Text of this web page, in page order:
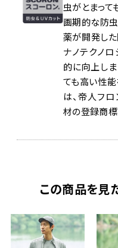
虫がとまって
画期的な防虫
薬が開発した
ナノテクノ
的に向上しま
ても高い性能
は、帝人フ
材の登録商標
この商品を見